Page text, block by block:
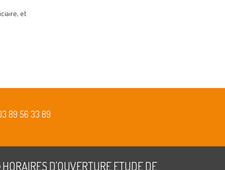
et
89 56 33 89
HORAIRES D'OUVERTURE ETUDE DE